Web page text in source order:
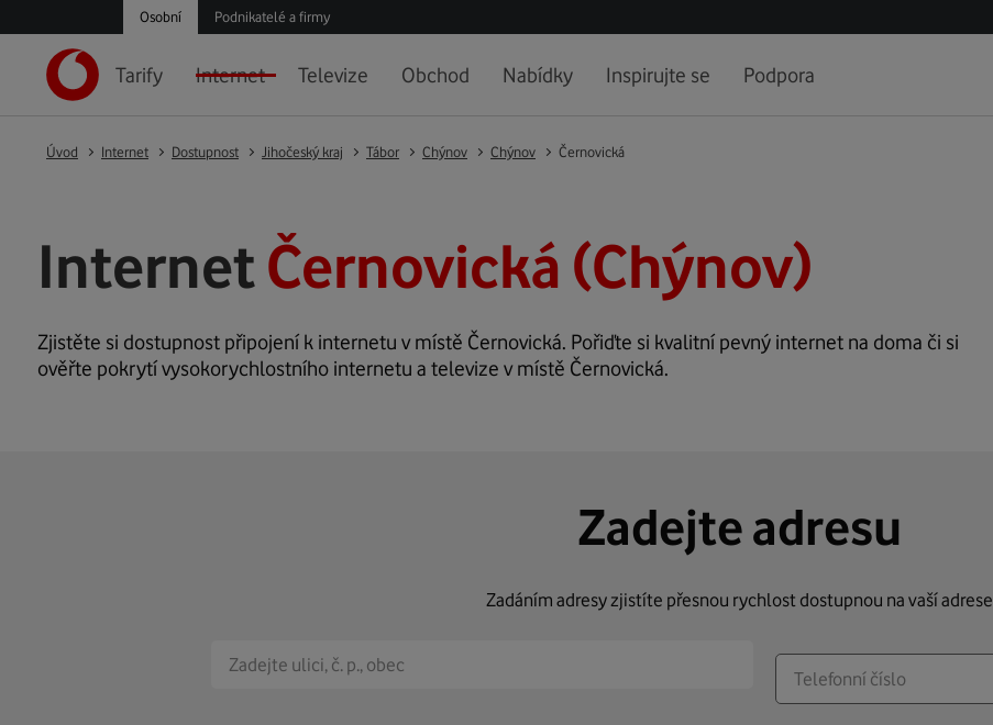
Osobní Podnikatelé a firmy
Tarify Internet Televize Obchod Nabídky Inspirujte se Podpora
Úvod Internet Dostupnost Jihočeský kraj Tábor Chýnov Chýnov Černovická
InternetČernovická (Chýnov)
Zjistěte si dostupnost připojení k internetu v místě Černovická. Pořiďte si kvalitní pevný internet na doma či si
ověřte pokrytí vysokorychlostního internetu a televize v místě Černovická.
Zadejte adresu
Zadáním adresy zjistíte přesnou rychlost dostupnou na vaší adrese